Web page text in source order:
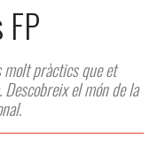
pràctics que et
el món de la